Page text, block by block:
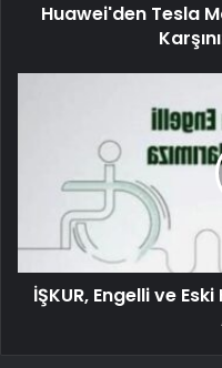
Huawei'den Tesla
İŞKUR, Engelli ve